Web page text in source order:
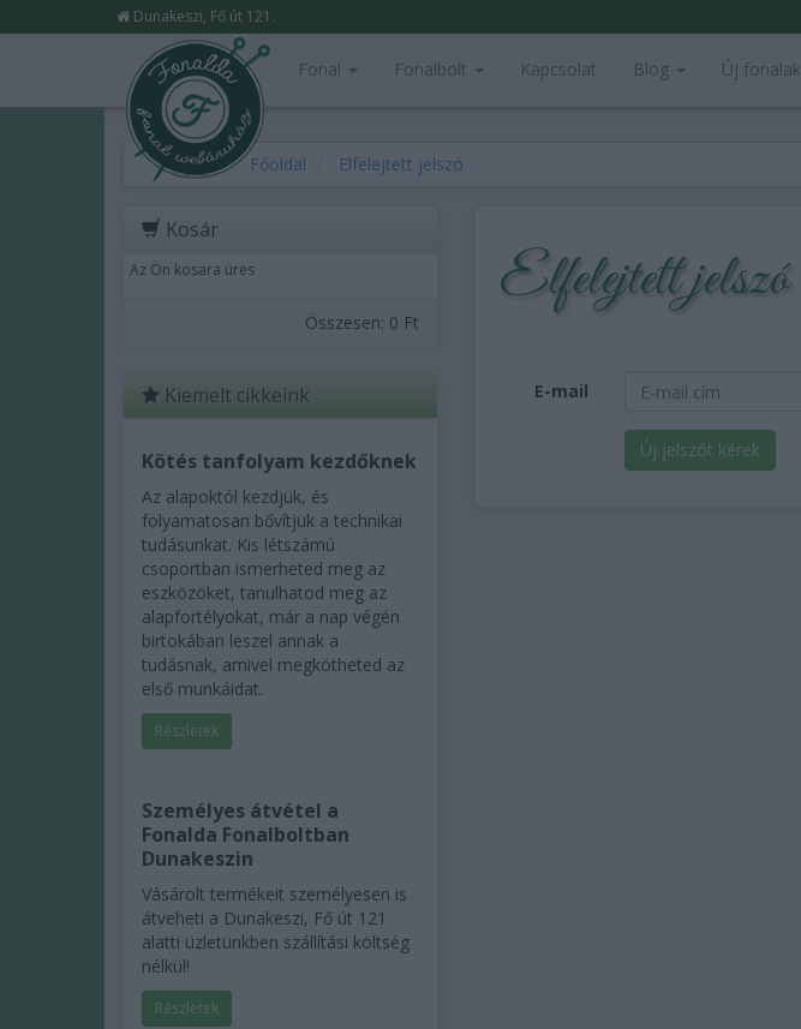
Dunakeszi, Fő út 121.
Fonal Fonalbolt Kapcsolat Blog Új fonalak
Főoldal Elfelejtett jelszó
Kosár
Az Ön kosara üres
Összesen: 0 Ft
Kiemelt cikkeink
Kötés tanfolyam kezdőknek
Az alapoktól kezdjük, és
folyamatosan bővítjük a technikai
tudásunkat. Kis létszámú
csoportban ismerheted meg az
eszközöket, tanulhatod meg az
alapfortélyokat, már a nap végén
birtokában leszel annak a
tudásnak, amivel megkötheted az
első munkáidat.
Részletek
Személyes átvétel a
Fonalda Fonalboltban
Dunakeszin
Vásárolt termékeit személyesen is
átveheti a Dunakeszi, Fő út 121
alatti üzletünkben szállítási költség
nélkül!
Részletek
Elfelejtett jelszó
E-mail
Új jelszót kérek